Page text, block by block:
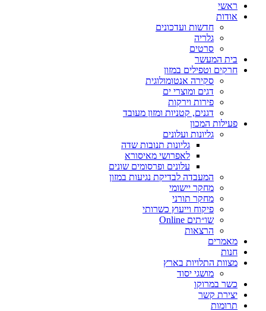
ראשי
אודות
חדשות ועדכונים
גלריה
סרטים
בית המעשר
חרקים וטפילים במזון
סקירה אנטומולוגית
דגים ומוצרי ים
פירות וירקות
דגנים, קטניות ומזון מעובד
פעילות המכון
גליונות ועלונים
גליונות תנובות שדה
לאפרושי מאיסורא
עלונים ופרסומים שונים
המעבדה לבדיקת נגיעות במזון
מחקר יישומי
מחקר תורני
פיקוח וייעוץ כשרותי
שו״תים Online
הרצאות
מאמרים
חנות
מצוות התלויות בארץ
מושגי יסוד
כשר במרוקו
יצירת קשר
תרומות